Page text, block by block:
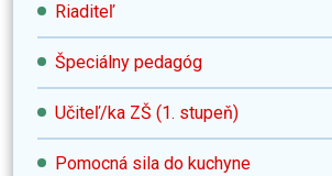
Riaditeľ
Špeciálny pedagóg
Učiteľ/ka ZŠ (1. stupeň)
Pomocná sila do kuchyne